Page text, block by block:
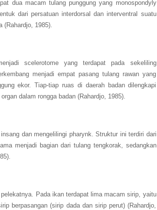
dua macam tulang punggung yang monospondyly
dari persatuan interdorsal dan interventral suatu
(Rahardjo, 1985).
scelerotome yang terdapat pada sekeliling
menjadi empat pasang tulang rawan yang
ekor. Tiap-tiap ruas di daerah badan dilengkapi
dalam rongga badan (Rahardjo, 1985).
dan mengelilingi pharynk. Struktur ini terdiri dari
menjadi bagian dari tulang tengkorak, sedangkan
Pada ikan terdapat lima macam sirip, yaitu
berpasangan (sirip dada dan sirip perut) (Rahardjo,